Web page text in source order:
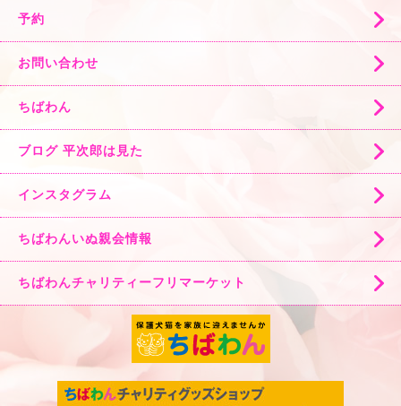
予約
お問い合わせ
ちばわん
ブログ 平次郎は見た
インスタグラム
ちばわんいぬ親会情報
ちばわんチャリティーフリマーケット